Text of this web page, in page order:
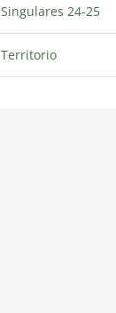
Singulares 24-25
Territorio